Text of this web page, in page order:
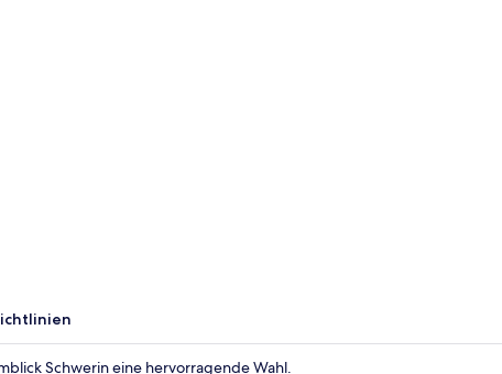
Schwerin eine hervorragende Wahl.